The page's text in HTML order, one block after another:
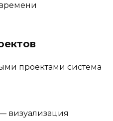
проектами система
визуализация